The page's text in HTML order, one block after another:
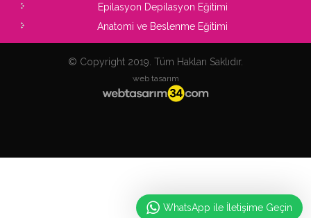
Epilasyon Depilasyon Eğitimi
Anatomi ve Beslenme Eğitimi
© Copyright 2019. Tüm Hakları Saklıdır.
web tasarım
WhatsApp ile İletişime Geçin